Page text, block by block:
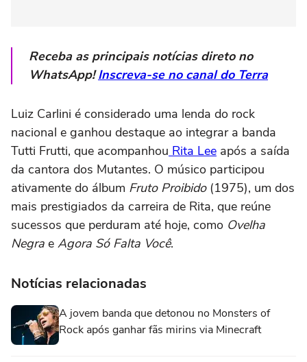
Receba as principais notícias direto no
WhatsApp!Inscreva-se no canal do Terra
Luiz Carlini é considerado uma lenda do rock
nacional e ganhou destaque ao integrar a banda
Tutti Frutti, que acompanhou Rita Lee após a saída
da cantora dos Mutantes. O músico participou
ativamente do álbum Fruto Proibido(1975), um dos
mais prestigiados da carreira de Rita, que reúne
sucessos que perduram até hoje, como Ovelha
Negra e Agora Só Falta Você.
Notícias relacionadas
A jovem banda que detonou no Monsters of
Rock após ganhar fãs mirins via Minecraft